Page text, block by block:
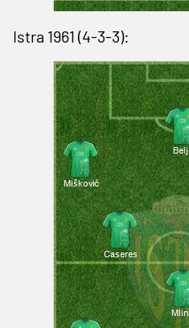
Istra 1961 (4-3-3):